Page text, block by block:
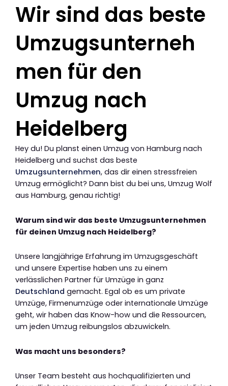
Wir sind das beste
Umzugsunterneh
men für den
Umzug nach
Heidelberg
Hey du! Du planst einen Umzug von Hamburg nach
Heidelberg und suchst das beste
Umzugsunternehmen, das dir einen stressfreien
Umzug ermöglicht? Dann bist du bei uns, Umzug Wolf
aus Hamburg, genau richtig!
Warum sind wir das beste Umzugsunternehmen
für deinen Umzug nach Heidelberg?
Unsere langjährige Erfahrung im Umzugsgeschäft
und unsere Expertise haben uns zu einem
verlässlichen Partner für Umzüge in ganz
Deutschland gemacht. Egal ob es um private
Umzüge, Firmenumzüge oder internationale Umzüge
geht, wir haben das Know-how und die Ressourcen,
um jeden Umzug reibungslos abzuwickeln.
Was macht uns besonders?
Unser Team besteht aus hochqualifizierten und